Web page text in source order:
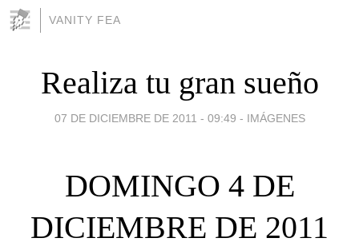
VANITY FEA
Realiza tu gran sueño
07 DE DICIEMBRE DE 2011 - 09:49 - IMÁGENES
DOMINGO 4 DE
DICIEMBRE DE 2011